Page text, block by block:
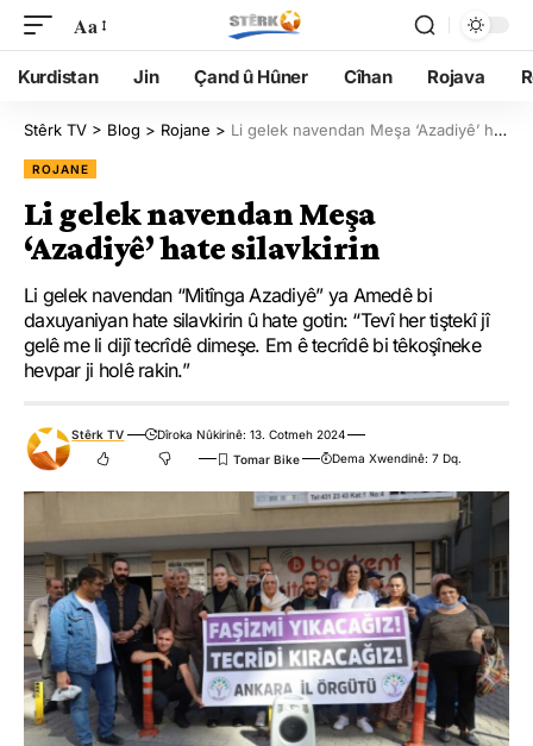
Aa
Kurdistan Jin Çand û Hûner Cîhan Rojava
Stêrk TV > Blog > Rojane > Li gelek navendan Meşa ‘Azadiyê’ hate silavkirin
ROJANE
Li gelek navendan Meşa
‘Azadiyê’ hate silavkirin
Li gelek navendan “Mitînga Azadiyê” ya Amedê bi
daxuyaniyan hate silavkirin û hate gotin: “Tevî her tiştekî jî
gelê me li dijî tecrîdê dimeşe. Em ê tecrîdê bi têkoşîneke
hevpar ji holê rakin.”
Stêrk TV
Dîroka Nûkirinê: 13. Cotmeh 2024
Dema Xwendinê: 7 Dq.